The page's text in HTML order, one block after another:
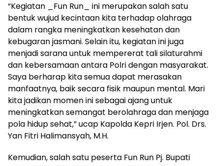
“Kegiatan _Fun Run_ ini merupakan salah satu
bentuk wujud kecintaan kita terhadap olahraga
dalam rangka meningkatkan kesehatan dan
kebugaran jasmani. Selain itu, kegiatan ini juga
menjadi sarana untuk mempererat tali silaturahmi
dan kebersamaan antara Polri dengan masyarakat.
Saya berharap kita semua dapat merasakan
manfaatnya, baik secara fisik maupun mental. Mari
kita jadikan momen ini sebagai ajang untuk
meningkatkan semangat berolahraga dan menjaga
pola hidup sehat,” ucap Kapolda Kepri Irjen. Pol. Drs.
Yan Fitri Halimansyah, M.H.
Kemudian, salah satu peserta Fun Run Pj. Bupati